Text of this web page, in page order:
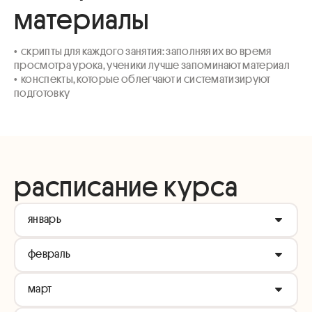
материалы
•  скрипты для каждого занятия: заполняя их во время
просмотра урока, ученики лучше запоминают материал
•  конспекты, которые облегчают и систематизируют
подготовку
расписание курса
январь
февраль
март